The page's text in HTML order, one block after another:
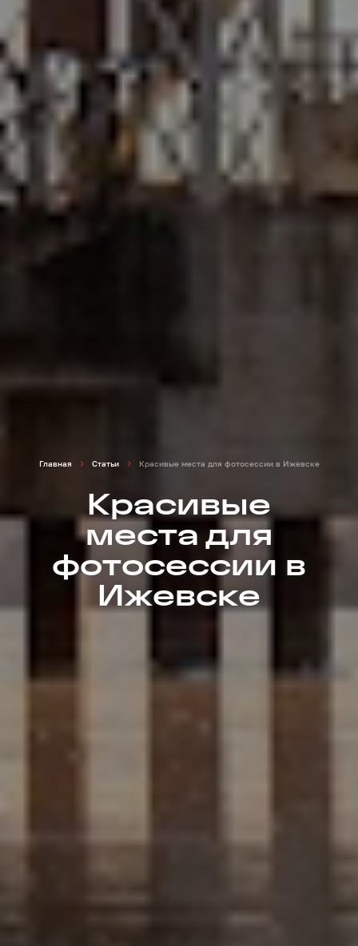
Главная Статьи Красивые места для фотосессии в Ижевске
Красивые
места для
фотосессии в
Ижевске